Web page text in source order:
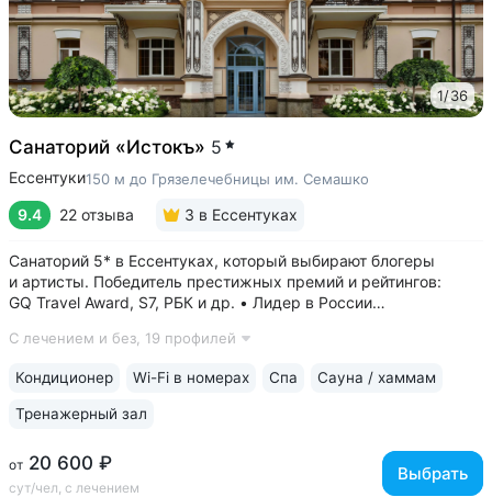
1/36
Санаторий «Истокъ» 5
Ессентуки150 м до Грязелечебницы им. Семашко
9.4 22 отзыва 3 в Ессентуках
Санаторий 5* в Ессентуках, который выбирают блогеры
и артисты. Победитель престижных премий и рейтингов:
GQ Travel Award, S7, РБК и др. • Лидер в России
целлюлита и вен «Эндосфера», коррекция фигуры Tesla
С лечением и без, 19 профилей
от 20 600 ₽
сут/чел, с лечением
Выбрать
Кондиционер Wi-Fi в номерах Спа Сауна / хаммам
Тренажерный зал